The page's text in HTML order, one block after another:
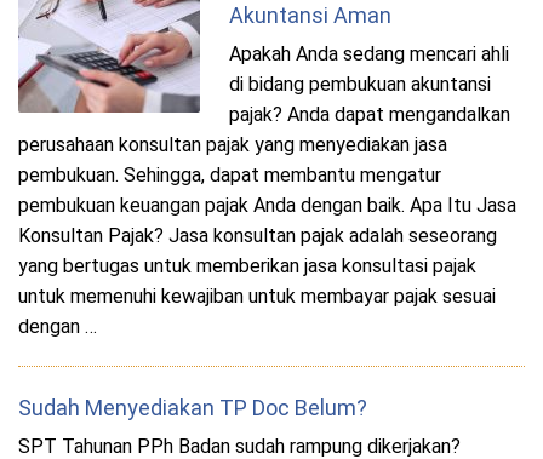
Akuntansi Aman
Apakah Anda sedang mencari ahli
di bidang pembukuan akuntansi
pajak? Anda dapat mengandalkan
perusahaan konsultan pajak yang menyediakan jasa
pembukuan. Sehingga, dapat membantu mengatur
pembukuan keuangan pajak Anda dengan baik. Apa Itu Jasa
Konsultan Pajak? Jasa konsultan pajak adalah seseorang
yang bertugas untuk memberikan jasa konsultasi pajak
untuk memenuhi kewajiban untuk membayar pajak sesuai
dengan …
Sudah Menyediakan TP Doc Belum?
SPT Tahunan PPh Badan sudah rampung dikerjakan?